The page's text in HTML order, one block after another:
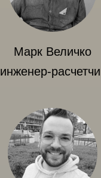
Марк Величко
инженер-